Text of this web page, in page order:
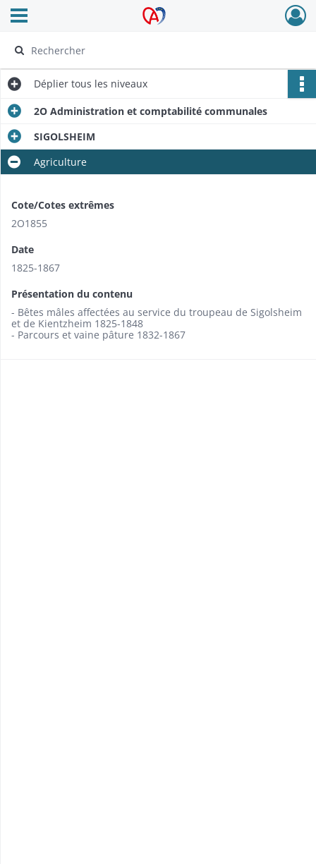
Archives Alsace - Colmar
Ouvrir le menu déroulant
Déplier tous les niveaux
2O Administration et comptabilité communales
SIGOLSHEIM
Agriculture
Cote/Cotes extrêmes
2O1855
Date
1825-1867
Présentation du contenu
- Bêtes mâles affectées au service du troupeau de Sigolsheim
et de Kientzheim 1825-1848
- Parcours et vaine pâture 1832-1867